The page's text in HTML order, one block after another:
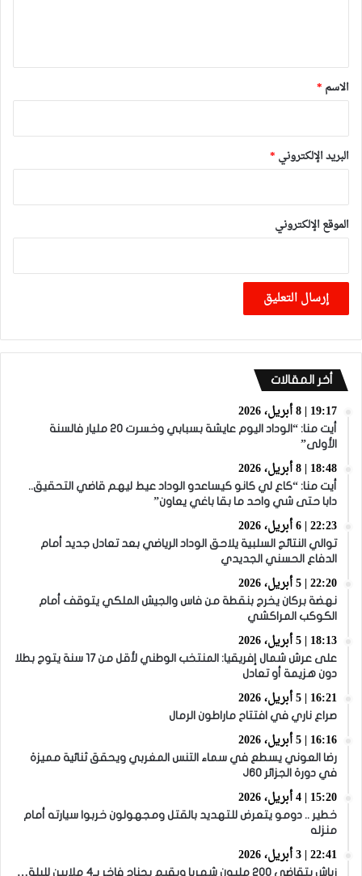
*
الاسم *
البريد الإلكتروني *
الموقع الإلكتروني
أخر المقالات
19:17 | 8 أبريل، 2026
أيت منا: “الوداد اليوم عايشة بسبابي وخسرت 20 مليار فالسنة
الأولى”
18:48 | 8 أبريل، 2026
أيت منا: “كاع لي كانو كيساعدو الوداد عيط ليهم قاضي التحقيق..
دابا حتى شي واحد ما بقا باغي يعاون”
22:23 | 6 أبريل، 2026
توالي النتائج السلبية يلاحق الوداد الرياضي بعد تعادل جديد أمام
الدفاع الحسني الجديدي
22:20 | 5 أبريل، 2026
نهضة بركان يخرج بنقطة من فاس والجيش الملكي يتوقف أمام
الكوكب المراكشي
18:13 | 5 أبريل، 2026
على عرش شمال إفريقيا: المنتخب الوطني لأقل من 17 سنة يتوج بطلا
دون هزيمة أو تعادل
16:21 | 5 أبريل، 2026
صراع ناري في افتتاح ماراطون الرمال
16:16 | 5 أبريل، 2026
رضا العوني يسطع في سماء التنس المغربي ويحقق ثنائية مميزة
في دورة الجزائر J60
15:20 | 4 أبريل، 2026
خطير .. دومو يتعرض للتهديد بالقتل ومجهولون خربوا سيارته أمام
منزله
22:41 | 3 أبريل، 2026
زياش يتقاضى 200 مليون شهريا ويقيم بجناح فاخر بـ4 ملايين لليلة…